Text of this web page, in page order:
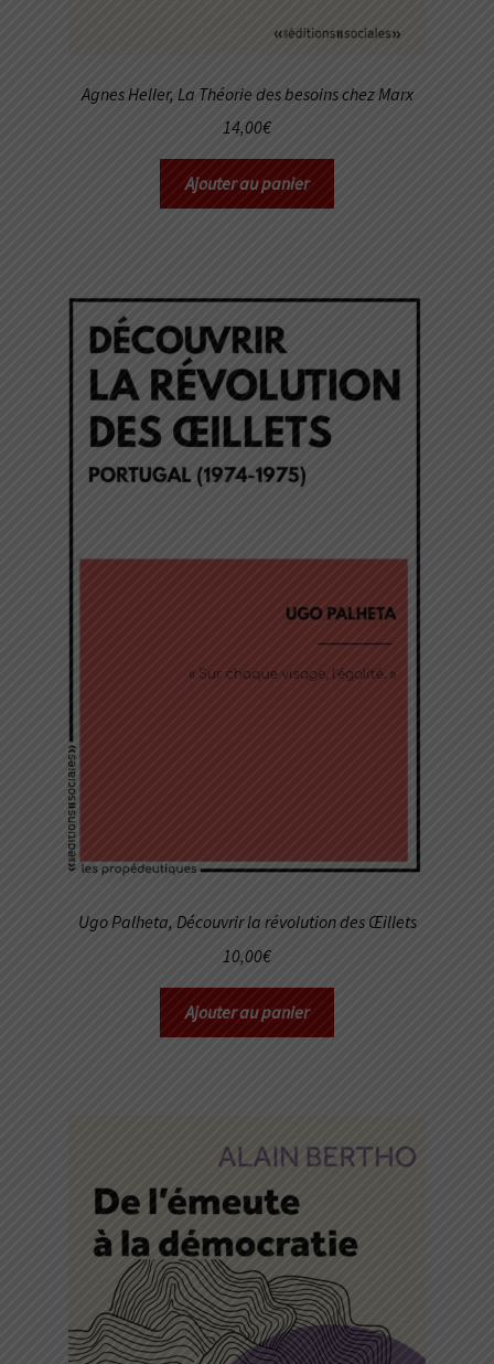
Agnes Heller, La Théorie des besoins chez Marx
14,00€
Ajouter au panier
Ugo Palheta, Découvrir la révolution des Œillets
10,00€
Ajouter au panier